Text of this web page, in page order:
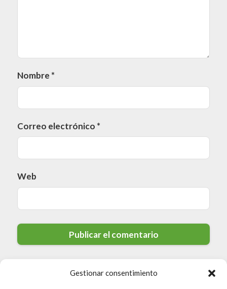
Gestionar consentimiento
Nombre *
Correo electrónico *
Web